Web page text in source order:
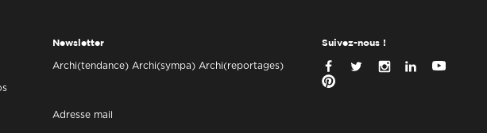
Newsletter
Archi(tendance) Archi(sympa) Archi(reportages)
Adresse mail
Suivez-nous !